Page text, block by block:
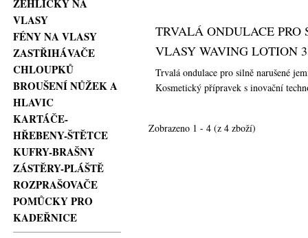
ŽEHLIČKY NA
VLASY
FÉNY NA VLASY
ZASTŘIHÁVAČE
CHLOUPKŮ
BROUŠENÍ NŮŽEK A
HLAVIC
KARTÁČE-
HŘEBENY-ŠTĚTCE
KUFRY-BRAŠNY
ZÁSTĚRY-PLÁŠTĚ
ROZPRAŠOVAČE
POMŮCKY PRO
KADEŘNICE
TRVALÁ ONDULACE PRO
VLASY WAVING LOTION 3
Trvalá ondulace pro silně narušené
Kosmetický přípravek s inovační
Zobrazeno 1 -4 (z4 zboží)